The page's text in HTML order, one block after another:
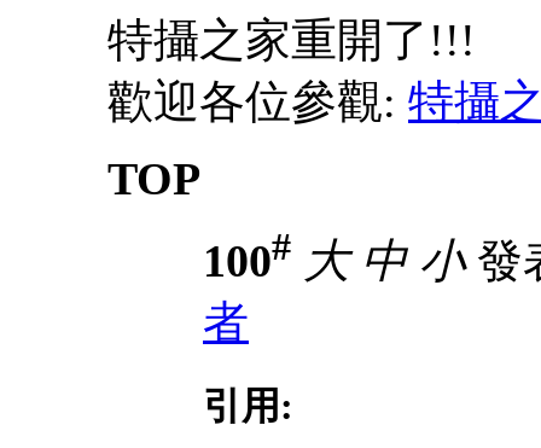
特攝之家重開了!!!
歡迎各位參觀: 特攝
TOP
100# 大 中 小發
者
引用: